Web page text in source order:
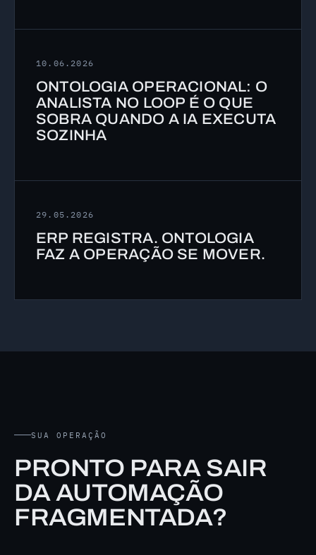
10.06.2026
ONTOLOGIA OPERACIONAL: O
ANALISTA NO LOOP É O QUE
SOBRA QUANDO A IA EXECUTA
SOZINHA
29.05.2026
ERP REGISTRA. ONTOLOGIA
FAZ A OPERAÇÃO SE MOVER.
SUA OPERAÇÃO
PRONTO PARA SAIR
DA AUTOMAÇÃO
FRAGMENTADA?